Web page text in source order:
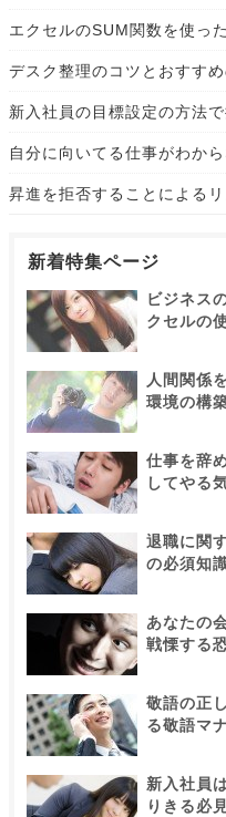
エクセルのSUM関数を使っ
デスク整理のコツとおすす
新入社員の目標設定の方法
自分に向いてる仕事がわか
昇進を拒否することによる
新着特集ページ
ビジネス
クセルの
人間関係
環境の構
仕事を辞
してやる
退職に関
の必須知
あなたの
戦慄する
敬語の正
る敬語マ
新入社員
りきる必